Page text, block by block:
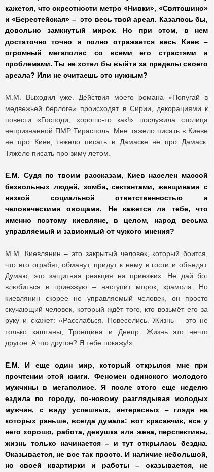
кажется, что окрестности метро «Нивки», «Святошино»
и «Берестейская» – это весь твой ареал. Казалось бы,
довольно замкнутый мирок. Но при этом, в нем
достаточно точно и полно отражается весь Киев –
огромный мегаполис со всеми его страстями и
проблемами. Ты не хотел бы выйти за пределы своего
ареала? Или не считаешь это нужным?
М.М. Выходил уже. Действия моего романа «Попугай в
медвежьей берлоге» происходят в Сирии, декорациями к
повести «Господи, хорошо-то как!» послужила столица
непризнанной ПМР Тирасполь. Мне тяжело писать в Киеве
не про Киев, тяжело писать в Дамаске не про Дамаск.
Тяжело писать про зиму летом.
Е.М. Судя по твоим рассказам, Киев населен массой
безвольных людей, зомби, сектантами, женщинами с
низкой социальной ответственностью и
человеческими овощами. Не кажется ли тебе, что
именно поэтому киевляне, в целом, народ весьма
управляемый и зависимый от чужого мнения?
М.М. Киевлянин – это закрытый человек, который боится,
что его ограбят, обманут, придут к нему в гости и объедят.
Думаю, это защитная реакция на приезжих. Не дай бог
влюбиться в приезжую – наступит морок, крамола. Но
киевлянин скорее не управляемый человек, он просто
скучающий человек, который ждёт того, кто возьмёт его за
руку и скажет: «Расслабься. Повеселись. Жизнь – это не
только каштаны, Троещина и Днепр. Жизнь это нечто
другое. А что другое? Я тебе покажу!».
Е.М. И еще один мир, который открылся мне при
прочтении этой книги. Феномен одинокого молодого
мужчины в мегаполисе. Я после этого еще неделю
ездила по городу, по-новому разглядывая молодых
мужчин, с виду успешных, интересных – глядя на
которых раньше, всегда думала: вот красавчик, все у
него хорошо, работа, девушка или жена, перспективы,
жизнь только начинается – и тут открылась бездна.
Оказывается, не все так просто. И наличие небольшой,
но своей квартирки и работы – оказывается, не